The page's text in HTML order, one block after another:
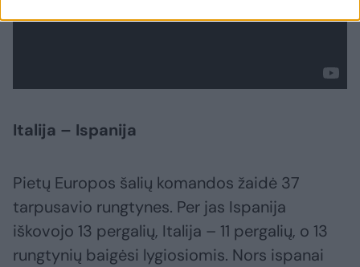
Italija – Ispanija
Pietų Europos šalių komandos žaidė 37
tarpusavio rungtynes. Per jas Ispanija
iškovojo 13 pergalių, Italija – 11 pergalių, o 13
rungtynių baigėsi lygiosiomis. Nors ispanai